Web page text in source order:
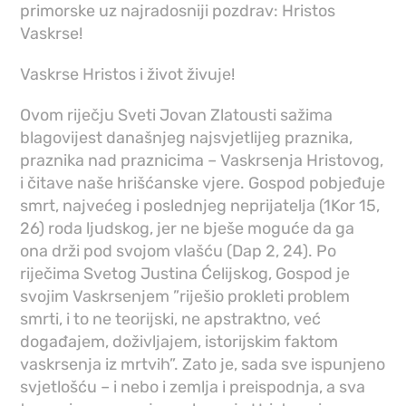
primorske uz najradosniji pozdrav: Hristos
Vaskrse!
Vaskrse Hristos i život živuje!
Ovom riječju Sveti Jovan Zlatousti sažima
blagovijest današnjeg najsvjetlijeg praznika,
praznika nad praznicima – Vaskrsenja Hristovog,
i čitave naše hrišćanske vjere. Gospod pobjeđuje
smrt, najvećeg i poslednjeg neprijatelja (1Kor 15,
26) roda ljudskog, jer ne bješe moguće da ga
ona drži pod svojom vlašću (Dap 2, 24). Po
riječima Svetog Justina Ćelijskog, Gospod je
svojim Vaskrsenjem ”riješio prokleti problem
smrti, i to ne teorijski, ne apstraktno, već
događajem, doživljajem, istorijskim faktom
vaskrsenja iz mrtvih”. Zato je, sada sve ispunjeno
svjetlošću – i nebo i zemlja i preispodnja, a sva